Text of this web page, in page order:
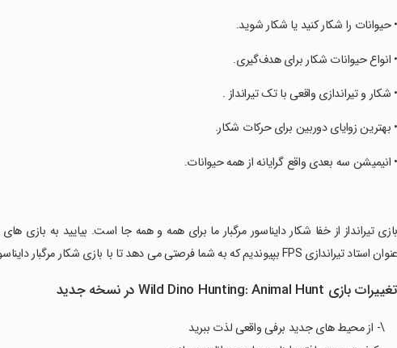
‏• حیوانات را شکار کنید یا شکار شوید.
‏• انواع حیوانات شکار برای هدف‌گیری.
‏• شکار و تیراندازی واقعی با تک تیرانداز .
‏• بهترین زوایای دوربین برای حرکات شکار.
‏• انیمیشن سه بعدی واقع گرایانه از همه حیوانات.
‏بازی تیرانداز از خفا شکار دایناسور مرگبار ما برای همه و همه جا است. بیایید به بازی
عنوان استاد تیراندازی FPS بپیوندیم که به شما فرصتی می دهد تا با بازی شکار مرگبار دایناسور روبرو شوید.
تغییرات بازی Wild Dino Hunting: Animal Hunt در نسخه جدید
\- از محیط های جدید برفی واقعی لذت ببرید